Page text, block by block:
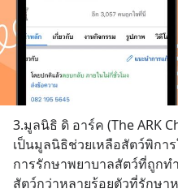
3.มูลนิธิ ดิ อาร์ค (The ARK
เป็นมูลนิธิช่วยเหลือสัตว์พิกา
การรักษาพยาบาลสัตว์ที่ถูก
สัตว์กว่าหลายร้อยตัวที่รักษา